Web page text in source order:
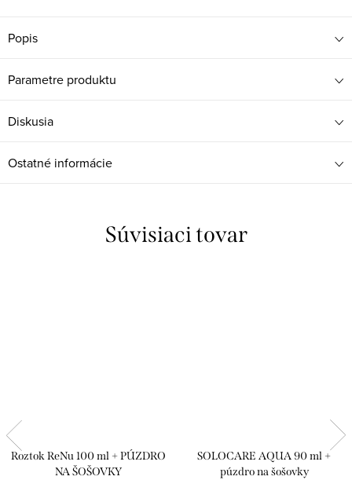
Popis
Parametre produktu
Diskusia
Ostatné informácie
Súvisiaci tovar
Roztok ReNu 100 ml + PÚZDRO
NA ŠOŠOVKY
SOLOCARE AQUA 90 ml +
púzdro na šošovky